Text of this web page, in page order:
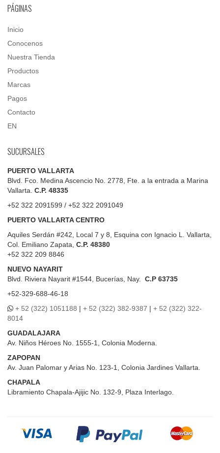
PÁGINAS
Inicio
Conocenos
Nuestra Tienda
Productos
Marcas
Pagos
Contacto
EN
SUCURSALES
PUERTO VALLARTA
Blvd. Fco. Medina Ascencio No. 2778, Fte. a la entrada a Marina
Vallarta. C.P. 48335
+52 322 2091599 / +52 322 2091049
PUERTO VALLARTA CENTRO
Aquiles Serdán #242, Local 7 y 8, Esquina con Ignacio L. Vallarta,
Col. Emiliano Zapata, C.P. 48380
+52 322 209 8846
NUEVO NAYARIT
Blvd. Riviera Nayarit #1544, Bucerías, Nay. C.P 63735
+52-329-688-46-18
+ 52 (322) 1051188 | + 52 (322) 382-9387 | + 52 (322) 322-
8014
GUADALAJARA
Av. Niños Héroes No. 1555-1, Colonia Moderna.
ZAPOPAN
Av. Juan Palomar y Arias No. 123-1, Colonia Jardines Vallarta.
CHAPALA
Libramiento Chapala-Ajijic No. 132-9, Plaza Interlago.